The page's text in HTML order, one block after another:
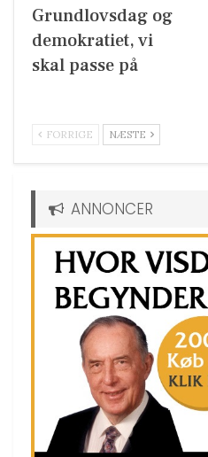
Grundlovsdag og
demokratiet, vi
skal passe på
FORRIGE NÆSTE
ANNONCER